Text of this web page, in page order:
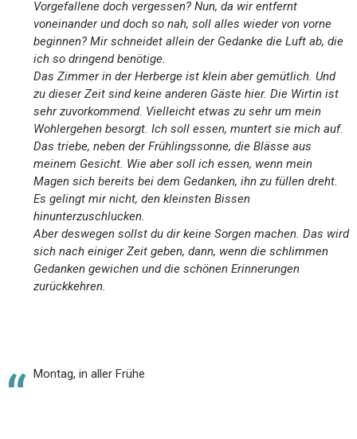
Vorgefallene doch vergessen? Nun, da wir entfernt
voneinander und doch so nah, soll alles wieder von vorne
beginnen? Mir schneidet allein der Gedanke die Luft ab, die
ich so dringend benötige.
Das Zimmer in der Herberge ist klein aber gemütlich. Und
zu dieser Zeit sind keine anderen Gäste hier. Die Wirtin ist
sehr zuvorkommend. Vielleicht etwas zu sehr um mein
Wohlergehen besorgt. Ich soll essen, muntert sie mich auf.
Das triebe, neben der Frühlingssonne, die Blässe aus
meinem Gesicht. Wie aber soll ich essen, wenn mein
Magen sich bereits bei dem Gedanken, ihn zu füllen dreht.
Es gelingt mir nicht, den kleinsten Bissen
hinunterzuschlucken.
Aber deswegen sollst du dir keine Sorgen machen. Das wird
sich nach einiger Zeit geben, dann, wenn die schlimmen
Gedanken gewichen und die schönen Erinnerungen
zurückkehren.
Montag, in aller Frühe